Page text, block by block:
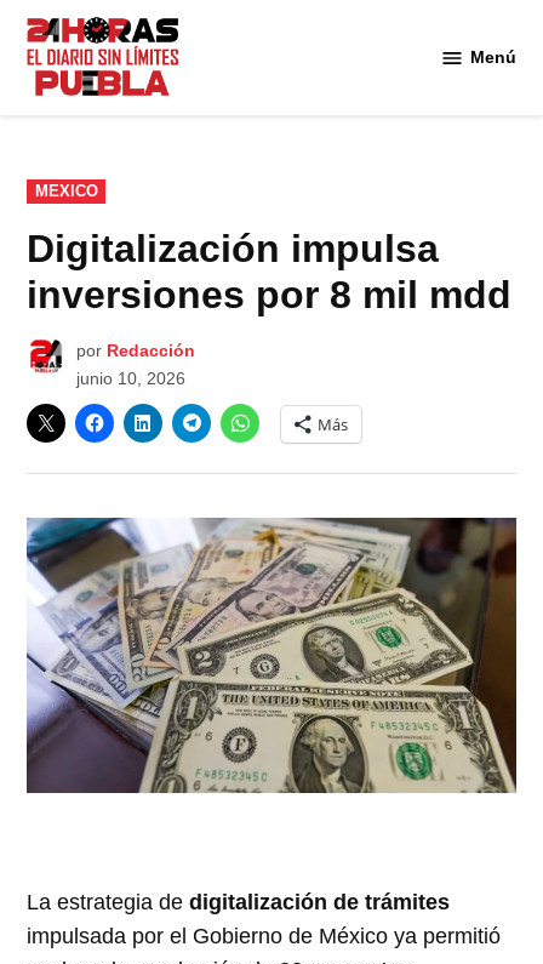
Saltar
contenido
Menú
PUBLICADO
EN
MEXICO
Digitalización impulsa
inversiones por 8 mil mdd
por Redacción
junio 10, 2026
Más
La estrategia dedigitalización de trámites
impulsada por el Gobierno de México ya permitió